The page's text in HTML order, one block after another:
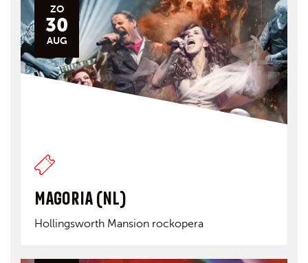
ZO
30
AUG
MAGORIA (NL)
Hollingsworth Mansion rockopera